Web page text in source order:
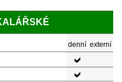
denní externí